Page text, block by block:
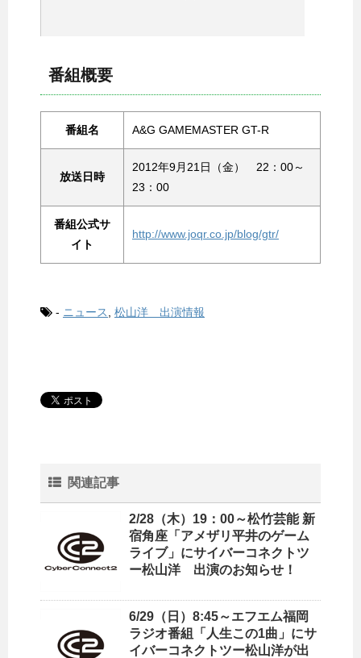
番組概要
番組名 A&G GAMEMASTER GT-R
放送日時
2012年9月21日（金） 22：00～
23：00
番組公式サ
イト
http://www.joqr.co.jp/blog/gtr/
- ニュース 松山洋 出演情報
関連記事
2/28（木）19：00～松竹芸能 新
宿角座「アメザリ平井のゲーム
ライブ」にサイバーコネクトツ
ー松山洋 出演のお知らせ！
6/29（日）8:45～エフエム福岡
ラジオ番組「人生この1曲」にサ
イバーコネクトツー松山洋が出